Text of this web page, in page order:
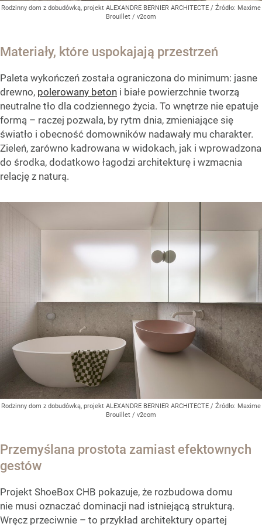
Rodzinny dom z dobudówką, projekt ALEXANDRE BERNIER ARCHITECTE / Źródło: Maxime
Brouillet / v2com
Materiały, które uspokajają przestrzeń
Paleta wykończeń została ograniczona do minimum: jasne
drewno, polerowany beton i białe powierzchnie tworzą
neutralne tło dla codziennego życia. To wnętrze nie epatuje
formą – raczej pozwala, by rytm dnia, zmieniające się
światło i obecność domowników nadawały mu charakter.
Zieleń, zarówno kadrowana w widokach, jak i wprowadzona
do środka, dodatkowo łagodzi architekturę i wzmacnia
relację z naturą.
Rodzinny dom z dobudówką, projekt ALEXANDRE BERNIER ARCHITECTE / Źródło: Maxime
Brouillet / v2com
Przemyślana prostota zamiast efektownych
gestów
Projekt ShoeBox CHB pokazuje, że rozbudowa domu
nie musi oznaczać dominacji nad istniejącą strukturą.
Wręcz przeciwnie – to przykład architektury opartej